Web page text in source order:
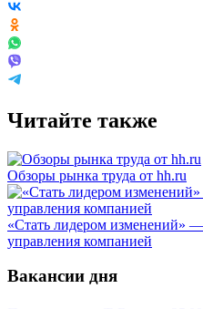
Читайте также
Обзоры рынка труда от hh.ru
«Стать лидером изменений»
управления компанией
Вакансии дня